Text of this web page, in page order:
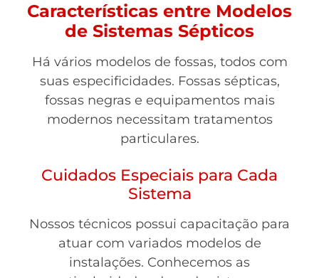
Características entre Modelos
de Sistemas Sépticos
Há vários modelos de fossas, todos com
suas especificidades. Fossas sépticas,
fossas negras e equipamentos mais
modernos necessitam tratamentos
particulares.
Cuidados Especiais para Cada
Sistema
Nossos técnicos possui capacitação para
atuar com variados modelos de
instalações. Conhecemos as